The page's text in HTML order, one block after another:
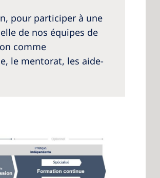
pour participer à une
de nos équipes de
comme
le mentorat, les aide-